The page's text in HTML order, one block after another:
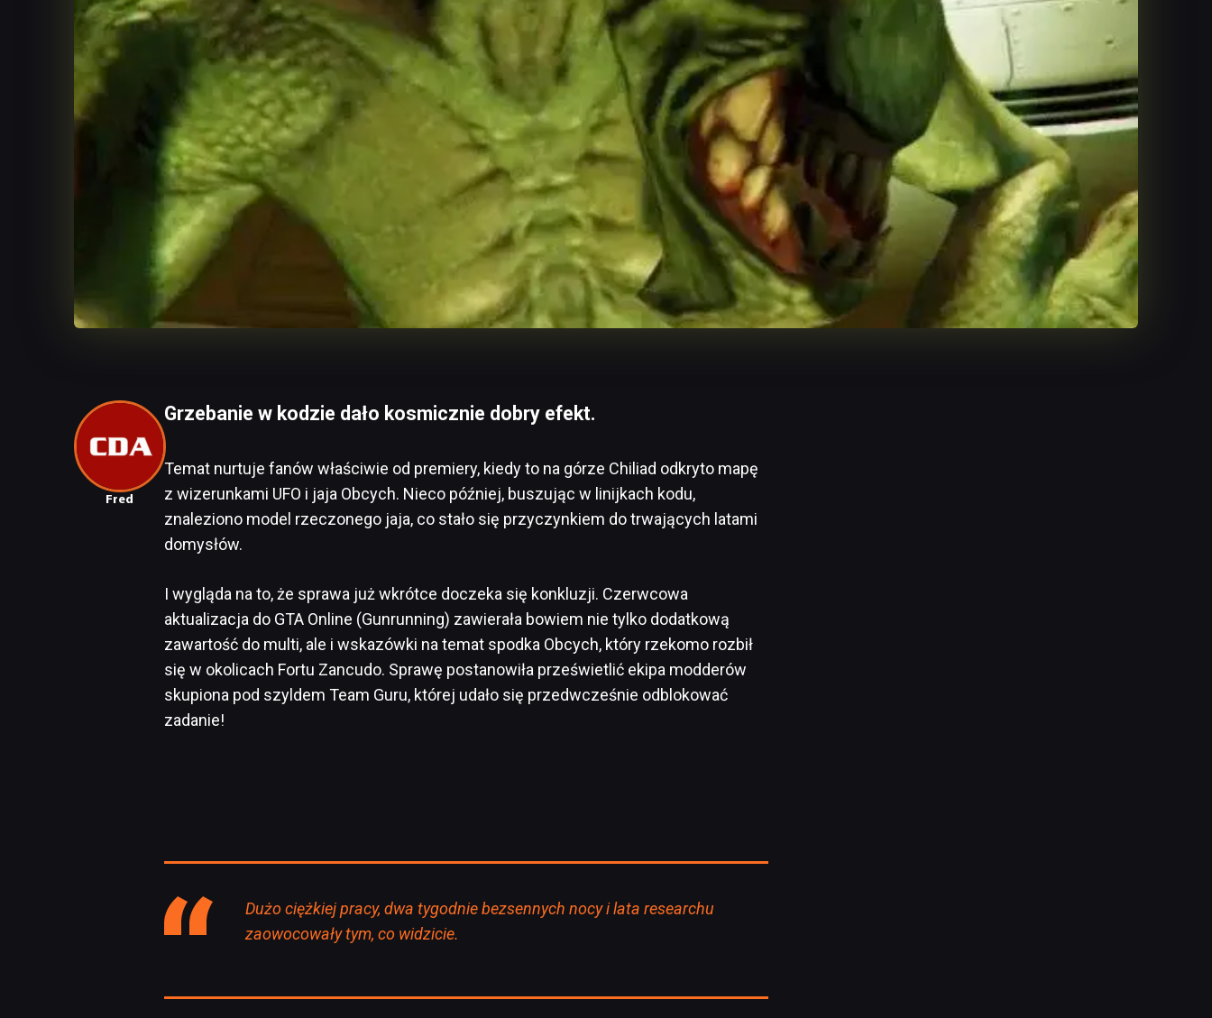
Fred
Grzebanie w kodzie dało kosmicznie dobry efekt.
Temat nurtuje fanów właściwie od premiery, kiedy to na górze Chiliad odkryto mapę
z wizerunkami UFO i jaja Obcych. Nieco później, buszując w linijkach kodu,
znaleziono model rzeczonego jaja, co stało się przyczynkiem do trwających latami
domysłów.
I wygląda na to, że sprawa już wkrótce doczeka się konkluzji. Czerwcowa
aktualizacja do GTA Online (Gunrunning) zawierała bowiem nie tylko dodatkową
zawartość do multi, ale i wskazówki na temat spodka Obcych, który rzekomo rozbił
się w okolicach Fortu Zancudo. Sprawę postanowiła prześwietlić ekipa modderów
skupiona pod szyldem Team Guru, której udało się przedwcześnie odblokować
zadanie!
Dużo ciężkiej pracy, dwa tygodnie bezsennych nocy i lata researchu
zaowocowały tym, co widzicie.